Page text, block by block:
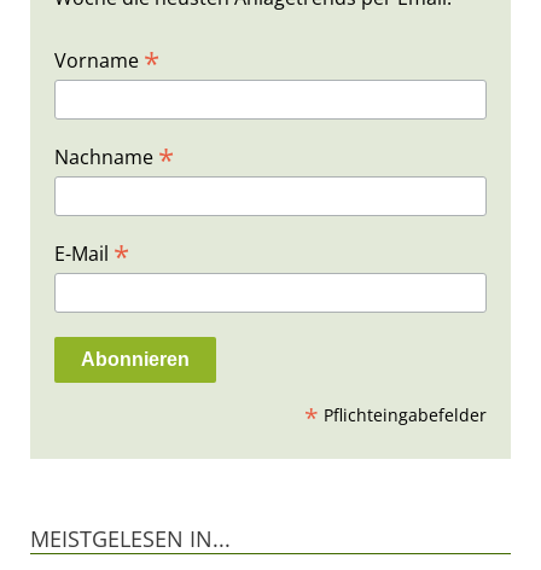
Vorname *
Nachname *
E-Mail *
* Pflichteingabefelder
MEISTGELESEN IN...